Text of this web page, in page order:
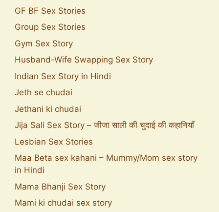
GF BF Sex Stories
Group Sex Stories
Gym Sex Story
Husband-Wife Swapping Sex Story
Indian Sex Story in Hindi
Jeth se chudai
Jethani ki chudai
Jija Sali Sex Story – जीजा साली की चुदाई की कहानियाँ
Lesbian Sex Stories
Maa Beta sex kahani – Mummy/Mom sex story
in Hindi
Mama Bhanji Sex Story
Mami ki chudai sex story